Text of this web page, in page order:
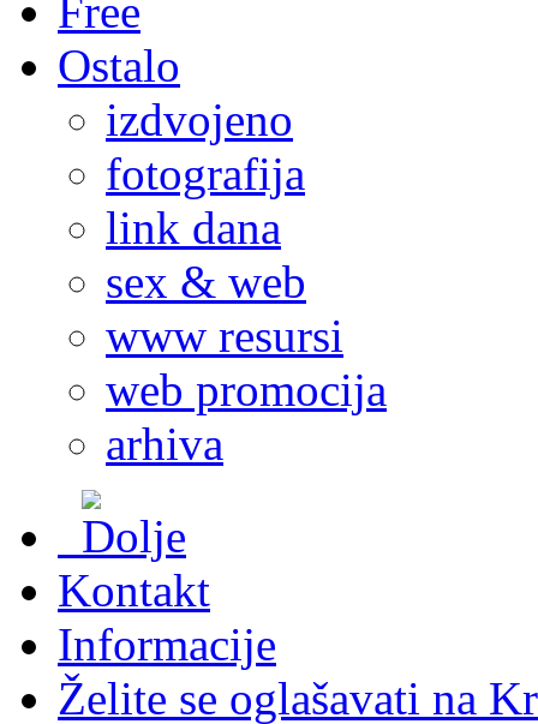
Free
Ostalo
izdvojeno
fotografija
link dana
sex & web
www resursi
web promocija
arhiva
Kontakt
Informacije
Želite se oglašavati na